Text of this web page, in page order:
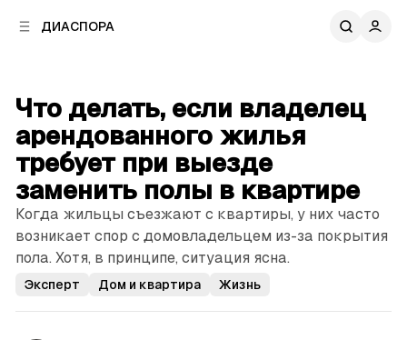
ДИАСПОРА
Что делать, если владелец
арендованного жилья
требует при выезде
заменить полы в квартире
Когда жильцы съезжают с квартиры, у них часто
возникает спор с домовладельцем из-за покрытия
пола. Хотя, в принципе, ситуация ясна.
Эксперт Дом и квартира Жизнь